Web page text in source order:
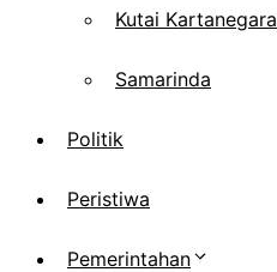
Kutai Kartanegara
Samarinda
Politik
Peristiwa
Pemerintahan